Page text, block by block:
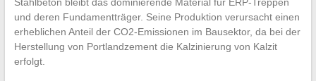
und deren Fundamentträger. Seine Produktion verursacht einen
erheblichen Anteil der CO2-Emissionen im Bausektor, da bei der
Herstellung von Portlandzement die Kalzinierung von Kalzit
erfolgt.